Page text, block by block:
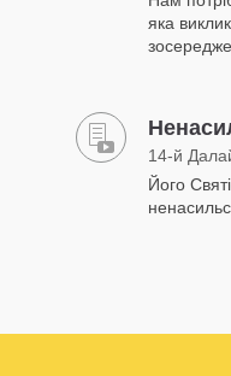
яка
14-й
Його